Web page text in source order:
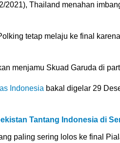
2021), Thailand menahan
tetap melaju ke final
menjamu Skuad Garuda di
Indonesia bakal digelar 29
Tantang Indonesia di
paling sering lolos ke final